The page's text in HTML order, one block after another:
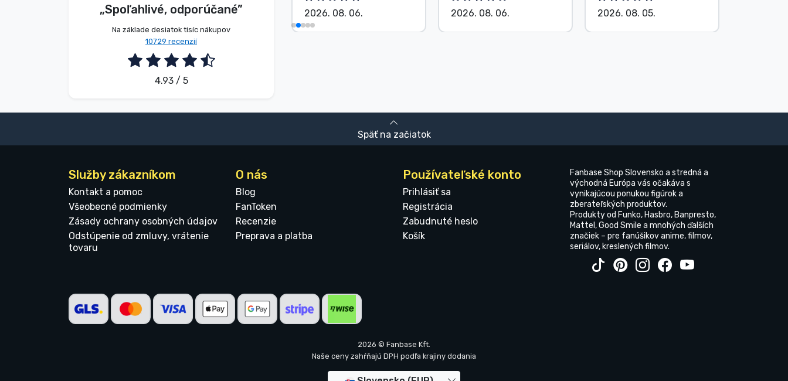
„Spoľahlivé, odporúčané”
Na základe desiatok tisíc nákupov
10729 recenzií
4.93 / 5
2026. 08. 06. 2026. 08. 06. 2026. 08. 06. 2026. 08. 05.
Späť na začiatok
Služby zákazníkom
Kontakt a pomoc
Všeobecné podmienky
Zásady ochrany osobných údajov
Odstúpenie od zmluvy, vrátenie
tovaru
O nás
Blog
FanToken
Recenzie
Preprava a platba
Používateľské konto
Prihlásiť sa
Registrácia
Zabudnuté heslo
Košík
Fanbase Shop Slovensko a stredná a
východná Európa vás očakáva s
vynikajúcou ponukou figúrok a
zberateľských produktov.
Produkty od Funko, Hasbro, Banpresto,
Mattel, Good Smile a mnohých ďalších
značiek – pre fanúšikov anime, filmov,
seriálov, kreslených filmov.
2026 © Fanbase Kft.
Naše ceny zahŕňajú DPH podľa krajiny dodania